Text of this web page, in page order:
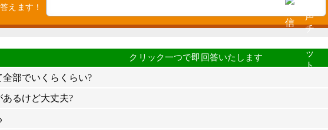
えます！
部でいくらくらい?
るけど大丈夫?